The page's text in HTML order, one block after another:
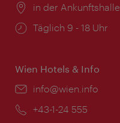
Ort:
in der Ankunftshalle
Öffnungszeiten:
Täglich 9 - 18 Uhr
Wien Hotels & Info
Email:
info@wien.info
Telefon:
+43-1-24 555